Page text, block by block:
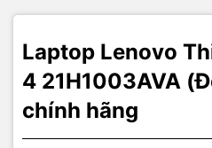
Laptop Lenovo
4 21H1003AVA
chính hãng
RAM 16GB DDR4
Ổ cứng 512GB SSD M.2 2242